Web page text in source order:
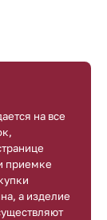
на все
приемке
а изделие